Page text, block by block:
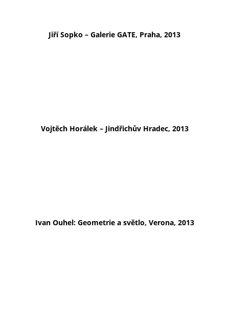
Jiří Sopko – Galerie GATE, Praha, 2013
Vojtěch Horálek – Jindřichův Hradec, 2013
Ivan Ouhel: Geometrie a světlo, Verona, 2013